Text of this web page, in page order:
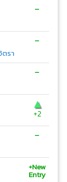
-
รา
-
-
▲
+2
-
+New
Entry